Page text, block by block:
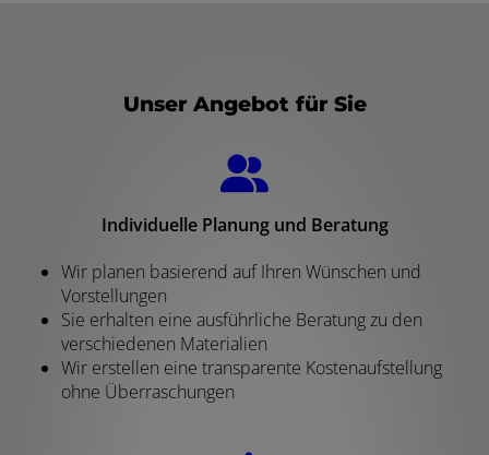
Unser Angebot für Sie
Individuelle Planung und Beratung
Wir planen basierend auf Ihren Wünschen und
Vorstellungen
Sie erhalten eine ausführliche Beratung zu den
verschiedenen Materialien
Wir erstellen eine transparente Kostenaufstellung
ohne Überraschungen